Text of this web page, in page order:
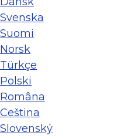
Svenska
Suomi
Norsk
Türkçe
Polski
Româna
Ceština
Slovenský